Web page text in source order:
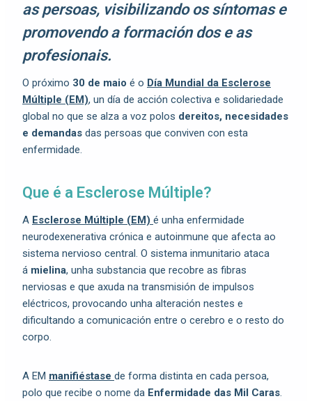
as persoas, visibilizando os síntomas e
promovendo a formación dos e as
profesionais.
O próximo 30 de maio é o Día Mundial da Esclerose
Múltiple (EM), un día de acción colectiva e solidariedade
global no que se alza a voz polos dereitos, necesidades
e demandas das persoas que conviven con esta
enfermidade.
Que é a Esclerose Múltiple?
A Esclerose Múltiple (EM) é unha enfermidade
neurodexenerativa crónica e autoinmune que afecta ao
sistema nervioso central. O sistema inmunitario ataca
á mielina, unha substancia que recobre as fibras
nerviosas e que axuda na transmisión de impulsos
eléctricos, provocando unha alteración nestes e
dificultando a comunicación entre o cerebro e o resto do
corpo.
A EM manifiéstase de forma distinta en cada persoa,
polo que recibe o nome da Enfermidade das Mil Caras.